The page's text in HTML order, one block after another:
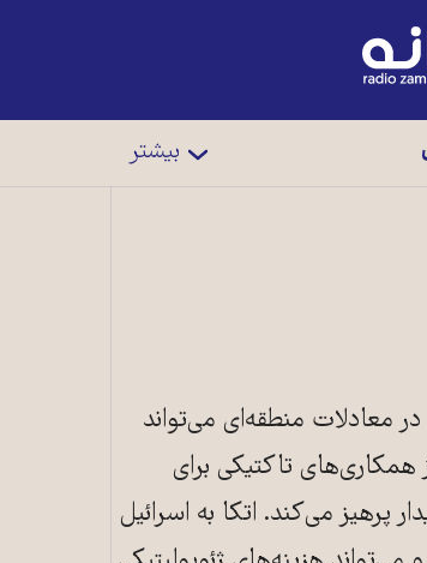
بیشتر
در معادلات منطقه‌ای می‌تواند
همکاری‌های تاکتیکی برای
پرهیز می‌کند. اتکا به اسرائیل